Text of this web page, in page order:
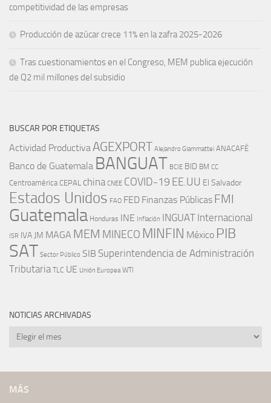
competitividad de las empresas
Producción de azúcar crece 11% en la zafra 2025-2026
Tras cuestionamientos en el Congreso, MEM publica ejecución
de Q2 mil millones del subsidio
BUSCAR POR ETIQUETAS
Actividad Productiva AGEXPORT Alejandro Giammattei ANACAFÉ
Banco de Guatemala BANGUAT BCIE BID BM CC
Centroamérica CEPAL china CNEE COVID-19 EE.UU El Salvador
Estados Unidos FAO FED Finanzas Públicas FMI
Guatemala Honduras INE Inflación INGUAT Internacional
ISR IVA JM MAGA MEM MINECO MINFIN México PIB
SAT Sector Público SIB Superintendencia de Administración
Tributaria TLC UE Unión Europea WTI
NOTICIAS ARCHIVADAS
Noticias
MÁS